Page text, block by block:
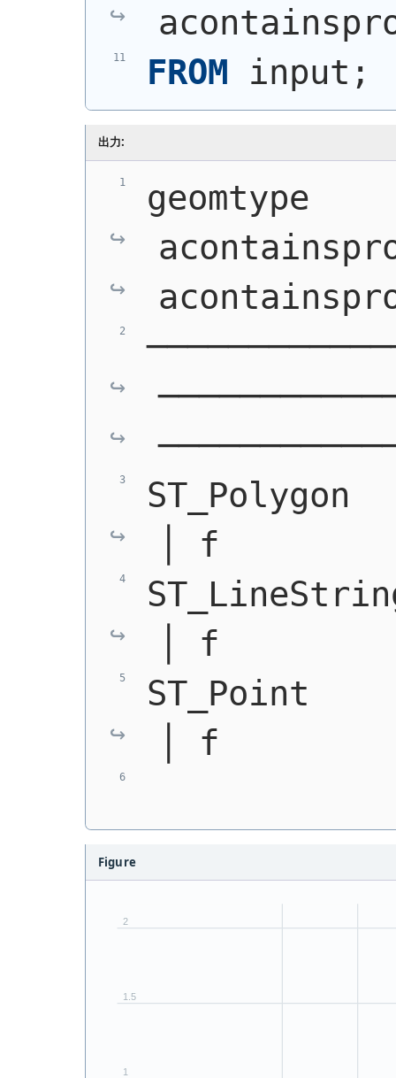
FROM input;
出力:
geomtype
│ f
│ f
ST_Point
│ f
Figure